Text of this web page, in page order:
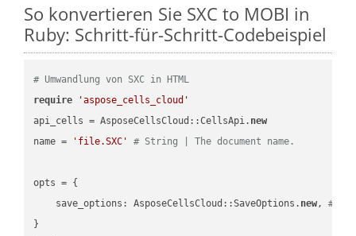
So konvertieren Sie SXC to MOBI in
Ruby: Schritt-für-Schritt-Codebeispiel
# Umwandlung von SXC in HTML
require
'aspose_cells_cloud'
api_cells = AsposeCellsCloud::CellsApi. new
name =
'file.SXC' # String | The document name.
opts = {
    save_options: AsposeCellsCloud::SaveOptions.
new, #
}